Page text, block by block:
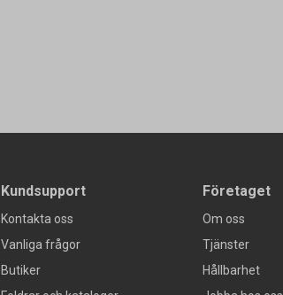
Kundsupport
Kontakta oss
Vanliga frågor
Butiker
Företaget
Om oss
Tjänster
Hållbarhet